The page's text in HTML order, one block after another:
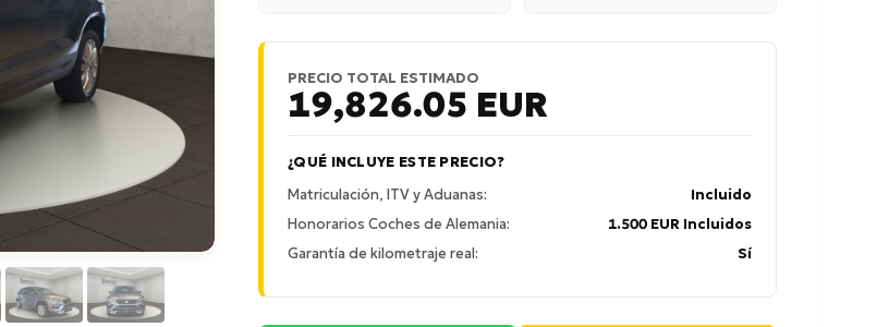
PRECIO TOTAL ESTIMADO
19,826.05 EUR
¿QUÉ INCLUYE ESTE PRECIO?
Matriculación, ITV y Aduanas:
Incluido
Honorarios Coches de Alemania:
1.500 EUR Incluidos
Garantía de kilometraje real:
Sí